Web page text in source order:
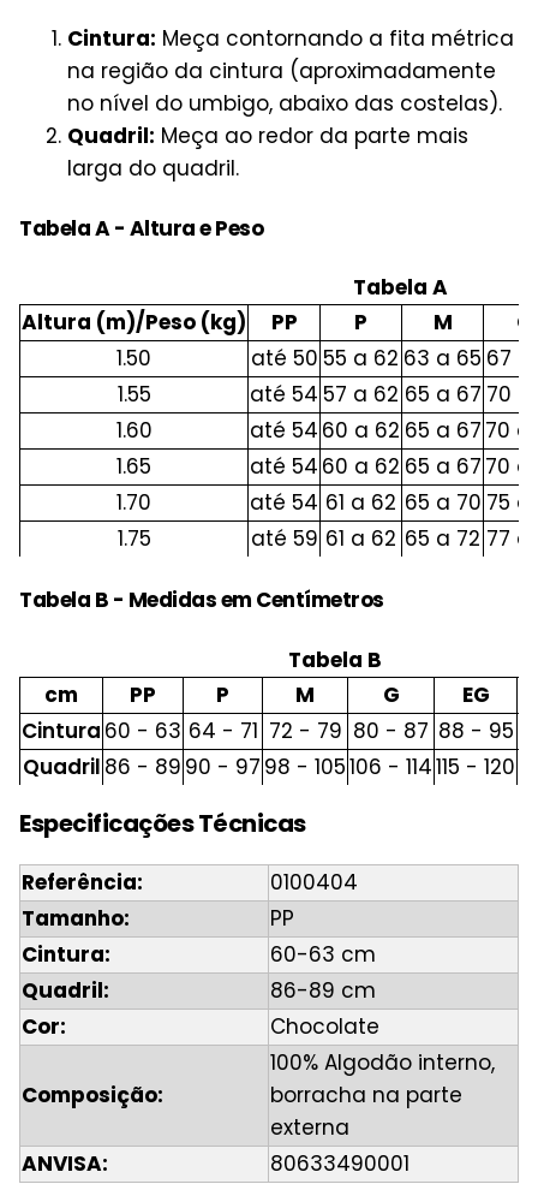
Cintura: Meça contornando a fita métrica
na região da cintura (aproximadamente
no nível do umbigo, abaixo das costelas).
Quadril: Meça ao redor da parte mais
larga do quadril.
Tabela A - Altura e Peso
Tabela A
Altura (m)/Peso (kg)
PP P M
G
1.50
até 50 55 a 62 63 a 65 67 a
1.55
até 54 57 a 62 65 a 67 70 a
1.60
até 54 60 a 62 65 a 67 70 a
1.65
até 54 60 a 62 65 a 67 70 a
1.70
até 54 61 a 62 65 a 70 75 a
1.75
até 59 61 a 62 65 a 72 77 a
Tabela B - Medidas em Centímetros
Tabela B
cm
PP P M G EG
Cintura 60 - 63 64 - 71 72 - 79 80 - 87 88 - 95
Quadril 86 - 89 90 - 97 98 - 105106 - 114115 - 120
Especificações Técnicas
Referência:
0100404
Tamanho:
PP
Cintura:
60-63 cm
Quadril:
86-89 cm
Cor:
Chocolate
Composição:
100% Algodão interno,
borracha na parte
externa
ANVISA:
80633490001